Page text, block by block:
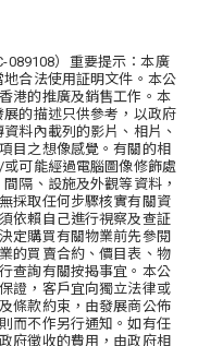
089108）重要提示：本廣
合法使用証明文件。本公
港的推廣及銷售工作。本
的描述只供參考，以政府
料內載列的影片、相片、
目之想像感覺。有關的相
可能經過電腦圖像修飾處
隔、設施及外觀等資料，
採取任何步驟核實有關資
依賴自己進行視察及查証
定購買有關物業前先參閱
的買賣合約、價目表、物
查詢有關按揭事宜。本公
證，客戶宜向獨立法律或
條款約束，由發展商公佈
而不作另行通知。如有任
府徵收的費用，由政府相